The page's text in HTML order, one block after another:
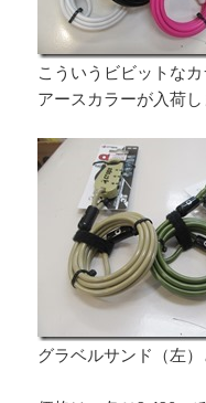
こういうビビットな
アースカラーが入荷し
グラベルサンド（左